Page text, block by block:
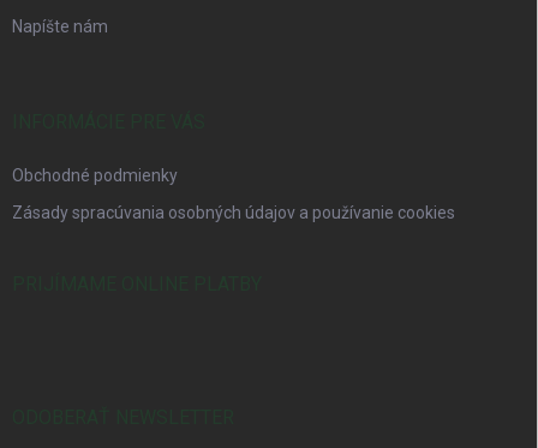
Napíšte nám
Obchodné podmienky
Zásady spracúvania osobných údajov a používanie cookies